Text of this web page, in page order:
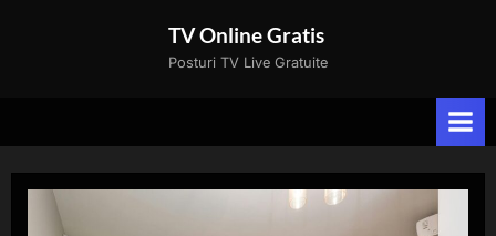
TV Online Gratis
Posturi TV Live Gratuite